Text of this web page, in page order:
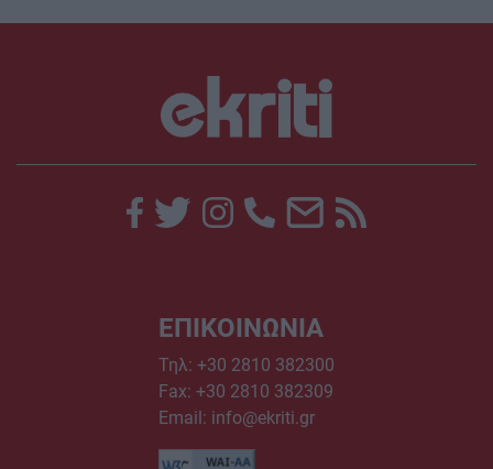
ΕΠΙΚΟΙΝΩΝΙΑ
Τηλ: +30 2810 382300
Fax: +30 2810 382309
Email: info@ekriti.gr